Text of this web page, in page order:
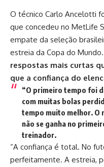
O técnico Carlo Ancelotti
que concedeu no MetLife
empate da seleção
estreia da Copa do Mundo.
respostas mais curtas
que a confiança do
“O primeiro tempo foi
com muitas bolas
tempo muito melhor. O
não se ganha no
treinador.
“A confiança é total. No
perfeitamente. A estreia,